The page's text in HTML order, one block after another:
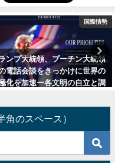
国際情勢
、スタグフレーション入り本
かー米側陣営、対露経済制裁
縄自縛に（追記：始まった陣
のスペース）